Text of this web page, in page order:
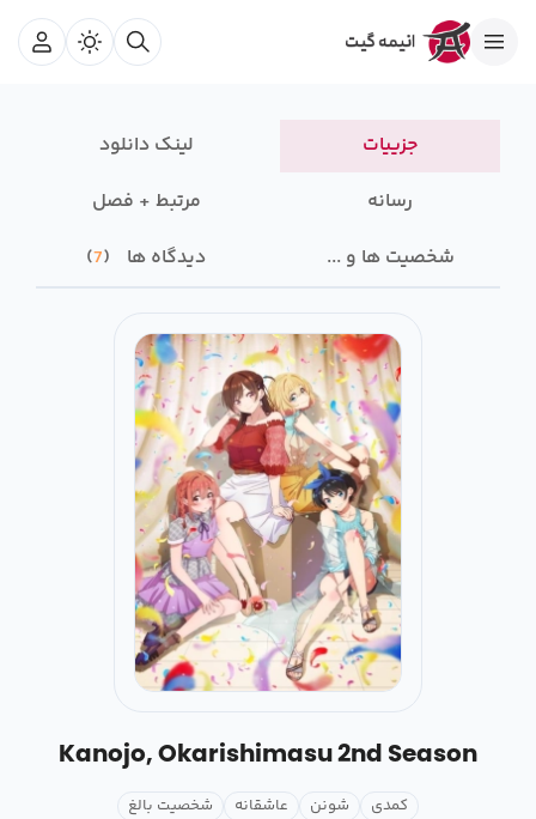
جزییات
لینک دانلود
رسانه‌
مرتبط + فصل
شخصیت ها و ...
دیدگاه ها 7
Kanojo, Okarishimasu 2nd Season
کمدی شونن عاشقانه شخصیت بالغ